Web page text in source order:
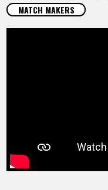
LANGUAGE
MATCH MAKERS